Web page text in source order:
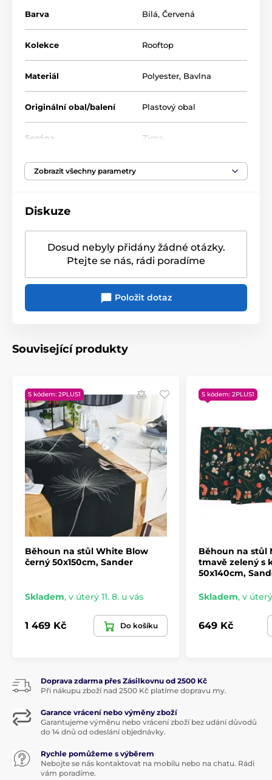
Materiál: 75% polyester, 25% bavlna
Vlastnosti
: omyvatelný při 30 stupních
Vánoční běhouny, ubrusy, polštáře
Běhouny TEXTIL V AKCI
Vánoční běhouny
Vánoční medvídková kolekce
Barva Bílá, Červená
Kolekce Rooftop
Materiál Polyester, Bavlna
Originální obal/balení Plastový obal
Sezóna Zima
Zobrazit všechny parametry
Diskuze
Dosud nebyly přidány žádné otázky.
Ptejte se nás, rádi poradíme
Položit dotaz
Související produkty
S kódem: 2PLUS1
Běhoun na stůl White Blow
černý 50x150cm, Sander
Skladem, v úterý 11. 8. u vás
1 469 Kč Do košíku
S kódem: 2PLUS1
Běhoun na stůl
tmavě zelený s
50x140cm,
Skladem, v úterý
649 Kč
Doprava zdarma přes Zásilkovnu od 2500 Kč
Při nákupu zboží nad 2500 Kč platíme dopravu my.
Garance vrácení nebo výměny zboží
Garantujeme výměnu nebo vrácení zboží bez udání důvodů
do 14 dnů od odeslání objednávky.
Rychle pomůžeme s výběrem
Nebojte se nás kontaktovat na mobilu nebo na chatu. Rádi
vám poradíme.